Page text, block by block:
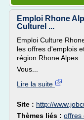
Emploi Rhone
Culturel ...
Emploi Culture
les offres d'emplois
région Rhone Alpes
Vous...
Lire la suite
Site : http://
Thèmes liés : offres